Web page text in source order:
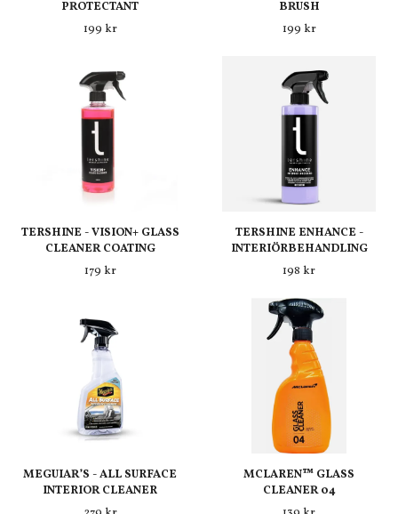
PROTECTANT
199 kr
BRUSH
199 kr
TERSHINE - VISION+ GLASS
CLEANER COATING
179 kr
TERSHINE ENHANCE -
INTERIÖRBEHANDLING
198 kr
MEGUIAR’S - ALL SURFACE
INTERIOR CLEANER
MCLAREN™ GLASS
CLEANER 04